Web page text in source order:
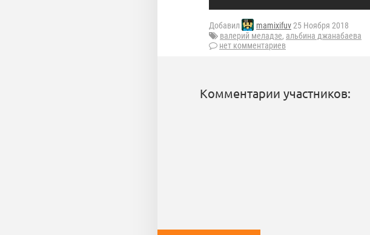
Добавил mamixifuv25 Ноября 2018
валерий меладзе, альбина джанабаева
нет комментариев
Комментарии участников: